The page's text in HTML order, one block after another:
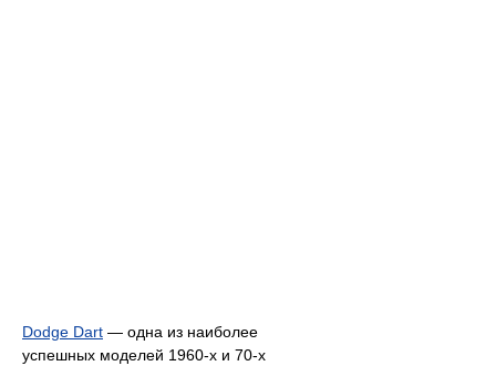
Dodge Dart — одна из наиболее
успешных моделей 1960-х и 70-х